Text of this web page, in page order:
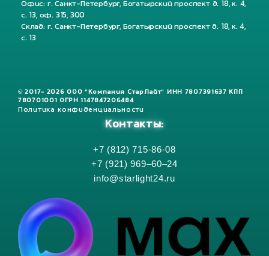
Офис: г. Санкт-Петербург, Богатырский проспект д. 18, к. 4,
с. 13, оф. 315, 300
Склад: г. Санкт-Петербург, Богатырский проспект д. 18, к. 4,
с. 13
© 2017- 2026 ООО "Компания СтарЛайт" ИНН 7807391637 КПП
780701001 ОГРН 1147847206484
Политика конфиденциальности
Контакты:
+7 (812) 715-86-08
+7 (921) 969–60–24
info@starlight24.ru